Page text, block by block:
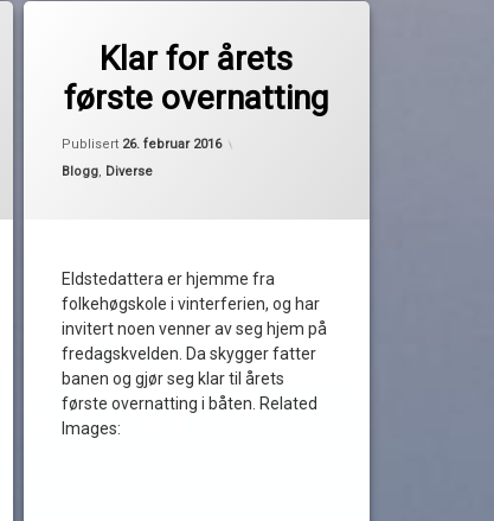
Klar for årets
første overnatting
Publisert 26. februar 2016
Kategorier:
Blogg, Diverse
Eldstedattera er hjemme fra
folkehøgskole i vinterferien, og har
invitert noen venner av seg hjem på
fredagskvelden. Da skygger fatter
banen og gjør seg klar til årets
første overnatting i båten. Related
Images:
overnatting
rydding